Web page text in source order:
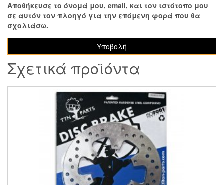
Αποθήκευσε το όνομά μου, email, και τον ιστότοπο μου
σε αυτόν τον πλοηγό για την επόμενη φορά που θα
σχολιάσω.
Σχετικά προϊόντα